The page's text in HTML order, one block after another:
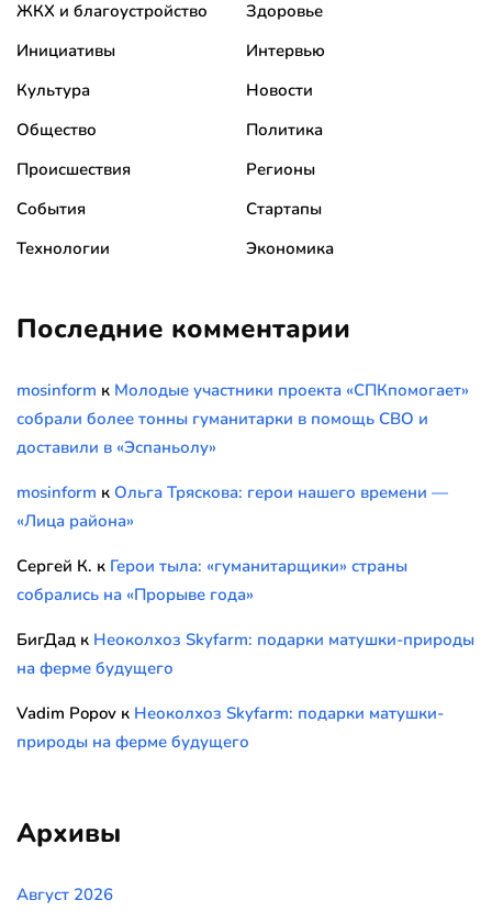
ЖКХ и благоустройство
Здоровье
Инициативы
Интервью
Культура
Новости
Общество
Политика
Происшествия
Регионы
События
Стартапы
Технологии
Экономика
Последние комментарии
mosinform к Молодые участники проекта «СПКпомогает»
собрали более тонны гуманитарки в помощь СВО и
доставили в «Эспаньолу»
mosinform к Ольга Тряскова: герои нашего времени —
«Лица района»
Сергей К. к Герои тыла: «гуманитарщики» страны
собрались на «Прорыве года»
БигДад к Неоколхоз Skyfarm: подарки матушки-природы
на ферме будущего
Vadim Popov к Неоколхоз Skyfarm: подарки матушки-
природы на ферме будущего
Архивы
Август 2026